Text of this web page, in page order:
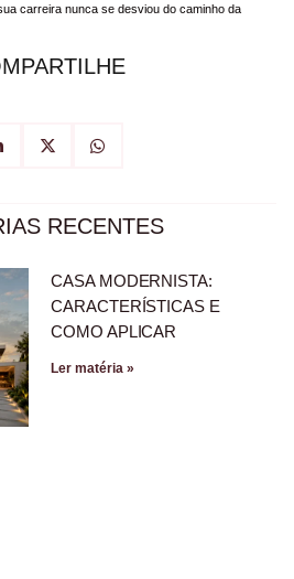
carreira nunca se desviou do caminho da
RECENTES
CASA MODERNISTA:
CARACTERÍSTICAS E
COMO APLICAR
Ler matéria »